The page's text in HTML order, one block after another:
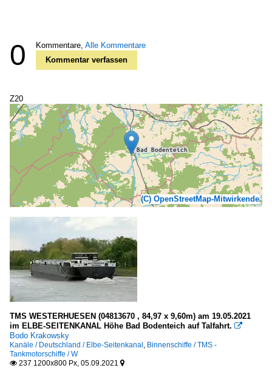
0 Kommentare, Alle Kommentare
Kommentar verfassen
Z20
(C) OpenStreetMap-Mitwirkende
TMS WESTERHUESEN (04813670 , 84,97 x 9,60m) am 19.05.2021
im ELBE-SEITENKANAL Höhe Bad Bodenteich auf Talfahrt. 
Bodo Krakowsky
Kanäle / Deutschland / Elbe-Seitenkanal, Binnenschiffe / TMS -
Tankmotorschiffe / W
 237 1200x800 Px, 05.09.2021 